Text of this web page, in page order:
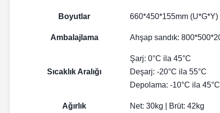
Boyutlar 660*450*155mm (U*G*Y)
Ambalajlama Ahşap sandık:
Sıcaklık Aralığı
Şarj: 0°C ila 45°C
Deşarj: -20°C ila 55°C
Depolama: -10°C ila
Ağırlık Net: 30kg | Brüt: 42kg